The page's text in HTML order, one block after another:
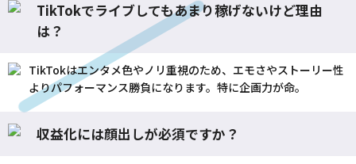
TikTokでライブしてもあまり稼げないけど理由
は？
TikTokはエンタメ色やノリ重視のため、エモさやストーリー性
よりパフォーマンス勝負になります。特に企画力が命。
収益化には顔出しが必須ですか？